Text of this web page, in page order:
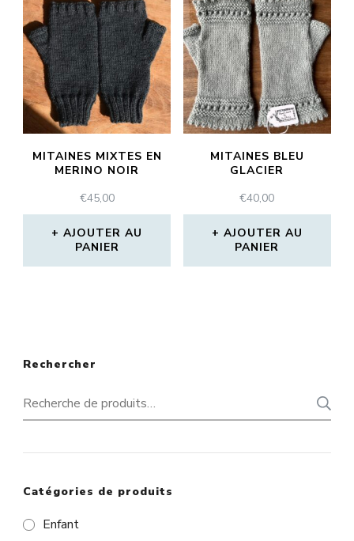
MITAINES MIXTES EN
MERINO NOIR
€45,00
AJOUTER AU
PANIER
MITAINES BLEU
GLACIER
€40,00
AJOUTER AU
PANIER
Rechercher
Recherche
pour :
Catégories de produits
Enfant